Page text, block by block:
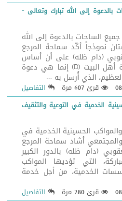
بالدعوة إلى الله تبارك وتعالى -
الساحات بالدعوة إلى الله
نموذجاً أكّد سماحة المرجع
(دام ظله) على أن أساس
الدعوة إلى التمسك بولاية أهل البيت (D) إنما هي دعوة
الذي أُرسل به ...
قرئ 607 مرة
التفاصيل
الخدمية في التوعية والتثقيف
الحسينية الخدمية في
أشاد سماحة المرجع
(دام ظله) بالدور الكبير
التي تؤديها المواكب
الخدمية، من أجل خدمة
قرئ 780 مرة التفاصيل